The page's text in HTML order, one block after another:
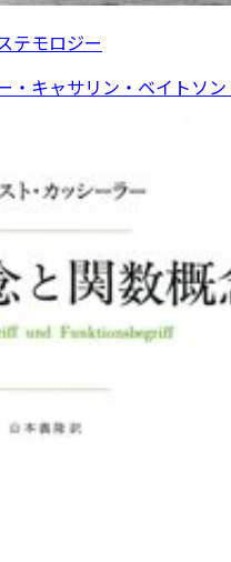
テモロジー
・キャサリン・ベイトソ